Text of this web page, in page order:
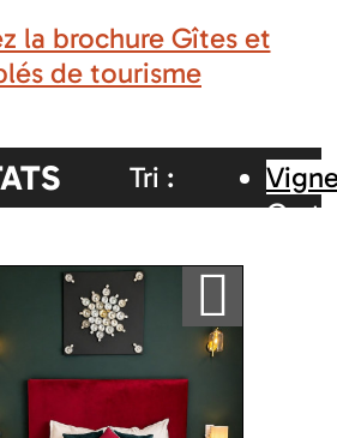
la brochure Gîtes et
de tourisme
Carte
Tri :
Ajouter a ma sélection